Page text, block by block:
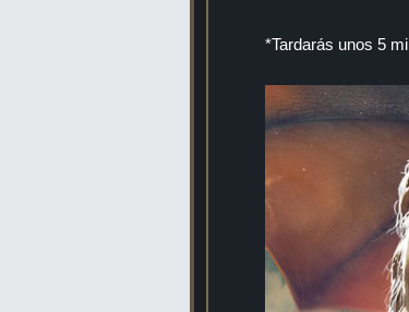
*Tardarás unos 5